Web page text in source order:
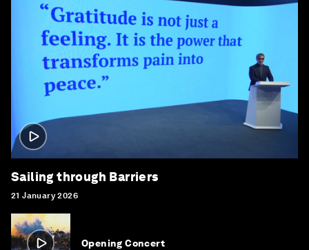
Sailing through Barriers
21 January 2026
Opening Concert